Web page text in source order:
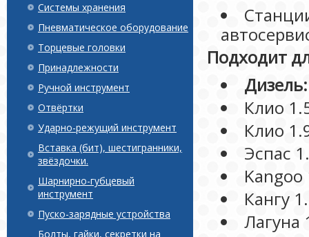
Системы хранения
Пневматическое оборудование
Торцевые головки
Принадлежности
Ручной инструмент
Отвёртки
Ударно-режущий инструмент
Вставка (бит), шестигранники,
звёздочки.
Шарнирно-губцевый
инструмент
Пуско-зарядные устройства
Болты, гайки, секретки на
Подходит
Дизель:
Клио
Клио
Эспас
Kangoo
Кангу
Лагуна